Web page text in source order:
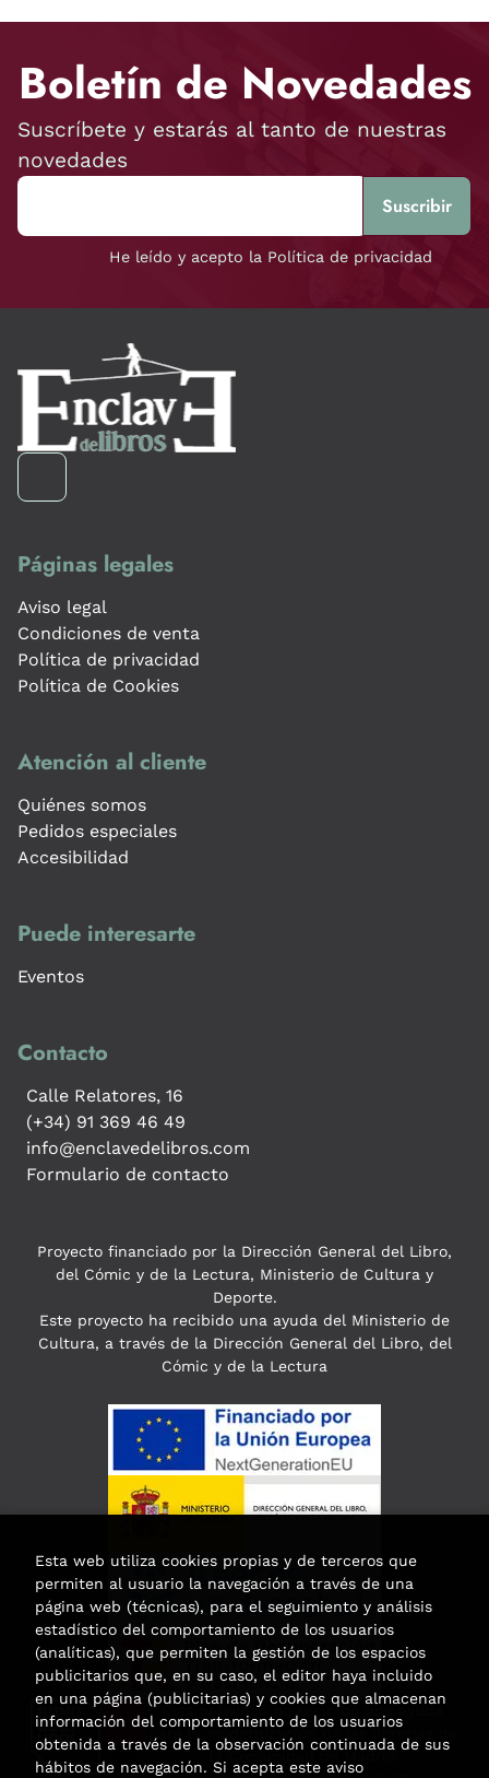
Boletín de Novedades
Suscríbete y estarás al tanto de nuestras
novedades
He leído y acepto la Política de privacidad
Páginas legales
Aviso legal
Condiciones de venta
Política de privacidad
Política de Cookies
Atención al cliente
Quiénes somos
Pedidos especiales
Accesibilidad
Puede interesarte
Eventos
Contacto
Calle Relatores, 16
(+34) 91 369 46 49
info@enclavedelibros.com
Formulario de contacto
Proyecto financiado por la Dirección General del Libro,
del Cómic y de la Lectura, Ministerio de Cultura y
Deporte.
Este proyecto ha recibido una ayuda del Ministerio de
Cultura, a través de la Dirección General del Libro, del
Cómic y de la Lectura
Esta actividad ha recibido una ayuda
para la modernización de las librerías de
la Comunidad de Madrid
Esta web utiliza cookies propias y de terceros que
permiten al usuario la navegación a través de una
página web (técnicas), para el seguimiento y análisis
estadístico del comportamiento de los usuarios
(analíticas), que permiten la gestión de los espacios
publicitarios que, en su caso, el editor haya incluido
en una página (publicitarias) y cookies que almacenan
información del comportamiento de los usuarios
obtenida a través de la observación continuada de sus
hábitos de navegación. Si acepta este aviso